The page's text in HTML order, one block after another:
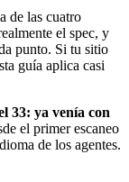
de las cuatro
el spec, y
punto. Si tu sitio
guía aplica casi
33: ya venía con
el primer escaneo
de los agentes.